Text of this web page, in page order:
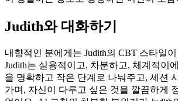
Judith와 대화하기
내향적인 분에게는 Judith의 CBT 스타일
Judith는 실용적이고, 차분하고, 체계적이
을 명확하고 작은 단계로 나눠주고, 세션
가며, 자신이 다루고 싶은 것을 깔끔하게